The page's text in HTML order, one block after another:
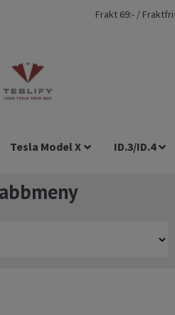
Frakt 69:- /
Tesla Model X ID.3/ID.4